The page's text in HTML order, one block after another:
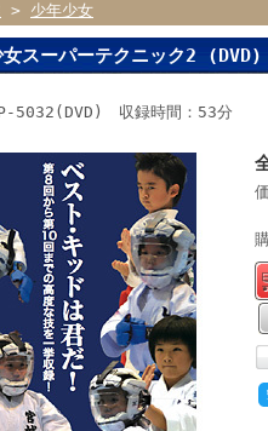
> 少年少女
女スーパーテクニック2 (DVD)
5032(DVD) 収録時間：53分